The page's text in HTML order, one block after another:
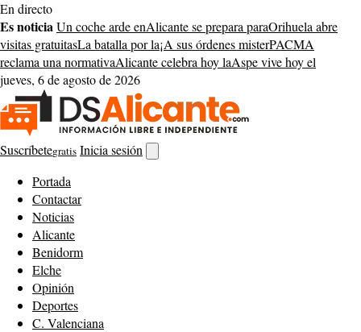
Saltar
al
contenido
En directo
Es noticiaUn coche arde enAlicante se prepara paraOrihuela abre
visitas gratuitasLa batalla por la¡A sus órdenes misterPACMA
reclama una normativaAlicante celebra hoy laAspe vive hoy el
jueves, 6 de agosto de 2026
Suscríbetegratis Inicia sesión
buscador
Portada
Contactar
Noticias
Alicante
Benidorm
Elche
Opinión
Deportes
C. Valenciana